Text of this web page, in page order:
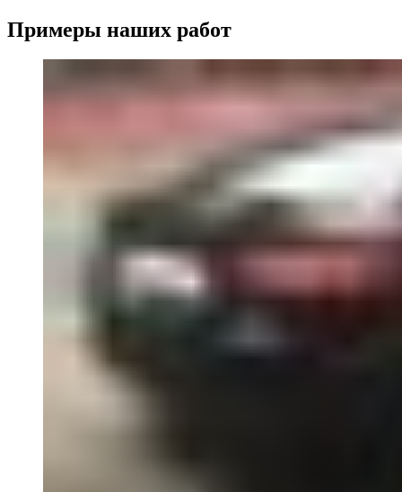
Примеры наших работ